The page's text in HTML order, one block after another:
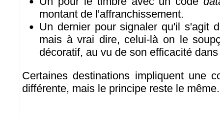
montant de l'affranchissement.
Un dernier pour signaler qu'il s'agit
mais à vrai dire, celui-là on le
décoratif, au vu de son efficacité
Certaines destinations impliquent une
différente, mais le principe reste le même.